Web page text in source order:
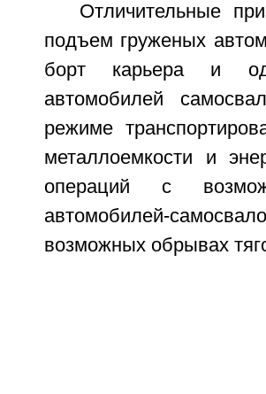
Отличительные
подъем груженых
борт карьера и
автомобилей
режиме
металлоемкости и
операций с
автомобилей-
возможных обрывах